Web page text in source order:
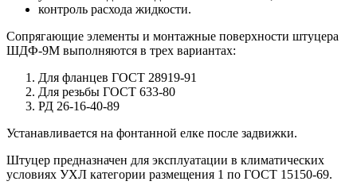
контроль расхода жидкости.
Сопрягающие элементы и монтажные поверхности штуцера
ШДФ-9М выполняются в трех вариантах:
Для фланцев ГОСТ 28919-91
Для резьбы ГОСТ 633-80
РД 26-16-40-89
Устанавливается на фонтанной елке после задвижки.
Штуцер предназначен для эксплуатации в климатических
условиях УХЛ категории размещения 1 по ГОСТ 15150-69.